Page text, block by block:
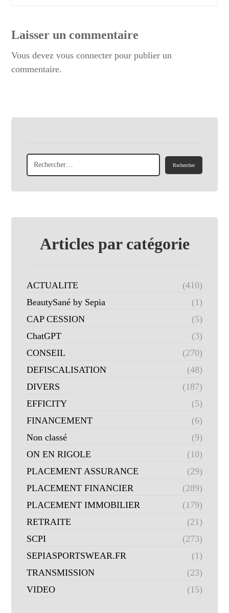
Laisser un commentaire
Vous devezvous connecter pour publier un
commentaire.
Articles par catégorie
ACTUALITE
(410)
BeautySané by Sepia
(1)
CAP CESSION
(5)
ChatGPT
(3)
CONSEIL
(270)
DEFISCALISATION
(48)
DIVERS
(187)
EFFICITY
(5)
FINANCEMENT
(6)
Non classé
(9)
ON EN RIGOLE
(10)
PLACEMENT ASSURANCE
(29)
PLACEMENT FINANCIER
(289)
PLACEMENT IMMOBILIER
(179)
RETRAITE
(21)
SCPI
(273)
SEPIASPORTSWEAR.FR
(1)
TRANSMISSION
(23)
VIDEO
(15)